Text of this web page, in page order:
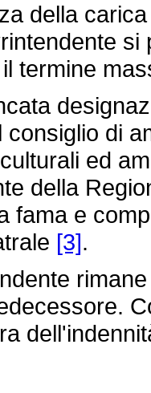
della carica
termine
di
ed
della
fama e
[3].
rimane